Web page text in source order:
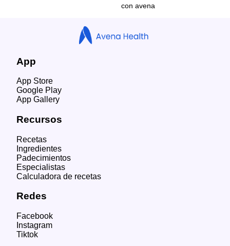
con avena
App
App Store
Google Play
App Gallery
Recursos
Recetas
Ingredientes
Padecimientos
Especialistas
Calculadora de recetas
Redes
Facebook
Instagram
Tiktok